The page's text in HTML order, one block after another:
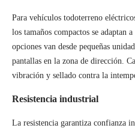
Para vehículos todoterreno
los tamaños compactos se adaptan
opciones van desde pequeñas
pantallas en la zona de dirección.
vibración y sellado contra la
Resistencia industrial
La resistencia garantiza confianza